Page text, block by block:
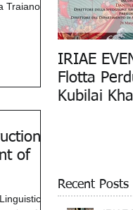
il
of
IRIAE
Flotta
Kubilai
Recent Posts